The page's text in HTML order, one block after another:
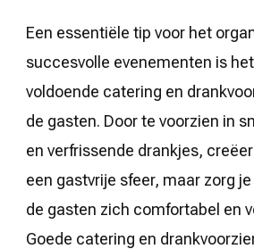
Een essentiële tip voor het
succesvolle evenementen is
voldoende catering en
de gasten. Door te voorzien in
en verfrissende drankjes,
een gastvrije sfeer, maar zorg
de gasten zich comfortabel en
Goede catering en